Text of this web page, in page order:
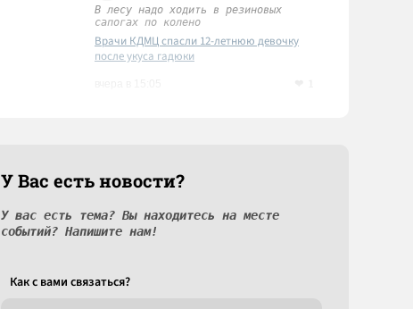
В лесу надо ходить в резиновых
сапогах по колено
Врачи КДМЦ спасли 12-летнюю девочку
после укуса гадюки
У Вас есть новости?
У вас есть тема? Вы находитесь на месте
событий? Напишите нам!
Как c вами связаться?